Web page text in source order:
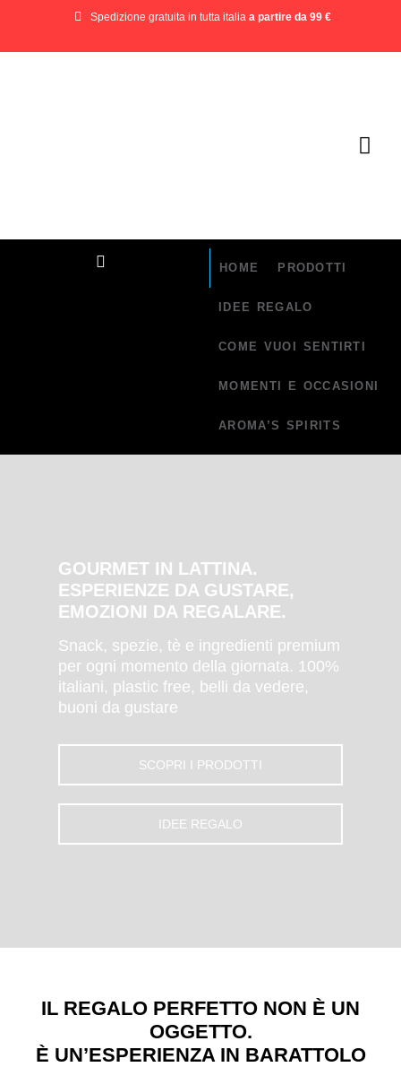
Spedizione gratuita in tutta italia a partire da 99 €
HOME PRODOTTI
IDEE REGALO
COME VUOI SENTIRTI
MOMENTI E OCCASIONI
AROMA’S SPIRITS
GOURMET IN LATTINA.
ESPERIENZE DA GUSTARE,
EMOZIONI DA REGALARE.
Snack, spezie, tè e ingredienti premium
per ogni momento della giornata. 100%
italiani, plastic free, belli da vedere,
buoni da gustare
SCOPRI I PRODOTTI
IDEE REGALO
IL REGALO PERFETTO NON È UN
OGGETTO.
È UN’ESPERIENZA IN BARATTOLO
PER GLI